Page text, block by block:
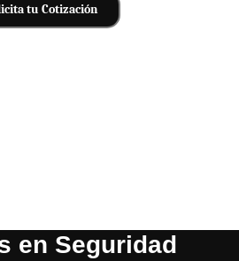
tu Cotización
en Seguridad